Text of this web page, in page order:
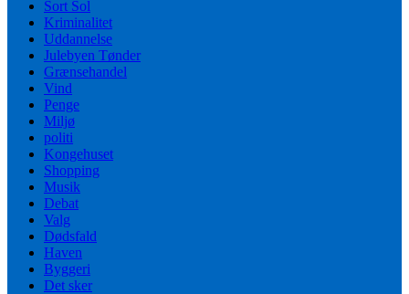
Sort Sol
Kriminalitet
Uddannelse
Julebyen Tønder
Grænsehandel
Vind
Penge
Miljø
politi
Kongehuset
Shopping
Musik
Debat
Valg
Dødsfald
Haven
Byggeri
Det sker